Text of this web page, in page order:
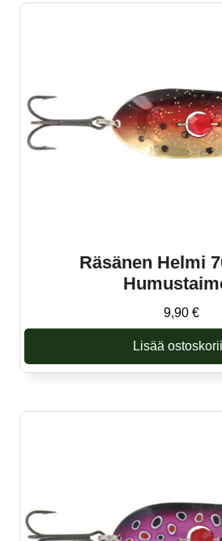
Räsänen Helmi
9,90 €
Lisää